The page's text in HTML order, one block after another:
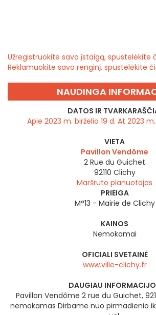
Užregistruokite savo įstaigą, spustelėkite
Reklamuokite savo renginį, spustelėkite
NAUDINGA
DATOS IR
Apie 2023 m. birželio 19 d. At 2023
VIETA
Pavillon Vendôme
2 Rue du Guichet
92110 Clichy
Maršruto planuotojas
PRIEIGA
M°13 - Mairie de Clichy
KAINOS
Nemokamai
OFICIALI SVETAINĖ
www.ville-clichy.fr
DAUGIAU
Pavillon Vendôme 2 rue du Guichet,
nemokamas Dirbame nuo pirmadienio